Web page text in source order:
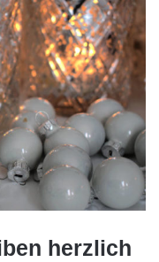
herzlich